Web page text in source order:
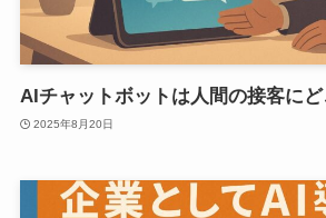
AIチャットボットは人間の接客に
2025年8月20日